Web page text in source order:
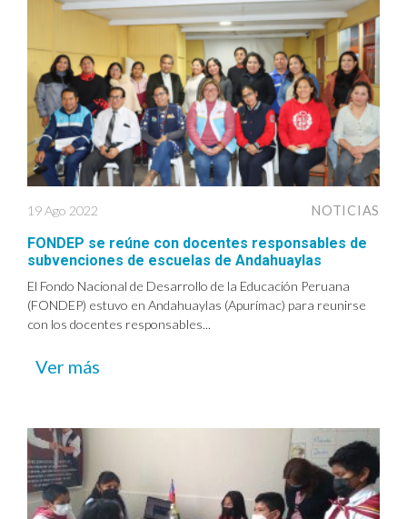
19 Ago 2022 NOTICIAS
FONDEP se reúne con docentes responsables de
subvenciones de escuelas de Andahuaylas
El Fondo Nacional de Desarrollo de la Educación Peruana
(FONDEP) estuvo en Andahuaylas (Apurímac) para reunirse
con los docentes responsables...
Ver más